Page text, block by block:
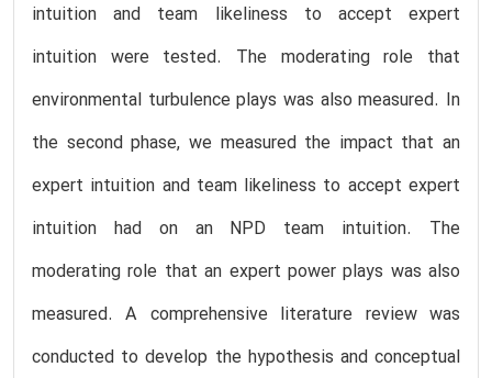
intuition and team likeliness to accept expert
intuition were tested. The moderating role that
environmental turbulence plays was also measured. In
the second phase, we measured the impact that an
expert intuition and team likeliness to accept expert
intuition had on an NPD team intuition. The
moderating role that an expert power plays was also
measured. A comprehensive literature review was
conducted to develop the hypothesis and conceptual